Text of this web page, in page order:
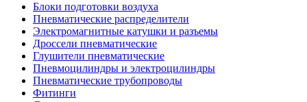
Блоки подготовки воздуха
Пневматические распределители
Электромагнитные катушки и разъемы
Дроссели пневматические
Глушители пневматические
Пневмоцилиндры и электроцилиндры
Пневматические трубопроводы
Фитинги